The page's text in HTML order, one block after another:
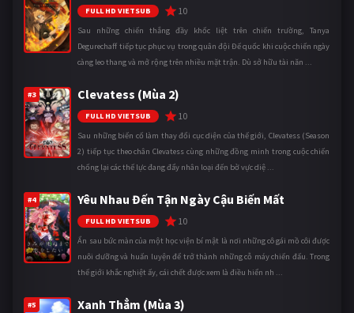
FULL HD VIETSUB 10
Sau những chiến thắng đầy khốc liệt trên chiến trường, Tanya
Degurechaff tiếp tục phục vụ trong quân đội Đế quốc khi cuộc chiến ngày
càng leo thang và mở rộng trên nhiều mặt trận. Dù sở hữu tài năn ...
#3 Clevatess (Mùa 2)
FULL HD VIETSUB 10
Sau những biến cố làm thay đổi cục diện của thế giới, Clevatess (Season
2) tiếp tục theo chân Clevatess cùng những đồng minh trong cuộc chiến
chống lại các thế lực đang đẩy nhân loại đến bờ vực diệ ...
#4 Yêu Nhau Đến Tận Ngày Cậu Biến Mất
FULL HD VIETSUB 10
Ẩn sau bức màn của một học viện bí mật là nơi những cô gái mồ côi được
nuôi dưỡng và huấn luyện để trở thành những cỗ máy chiến đấu. Trong
thế giới khắc nghiệt ấy, cái chết được xem là điều hiển nh ...
#5 Xanh Thẳm (Mùa 3)